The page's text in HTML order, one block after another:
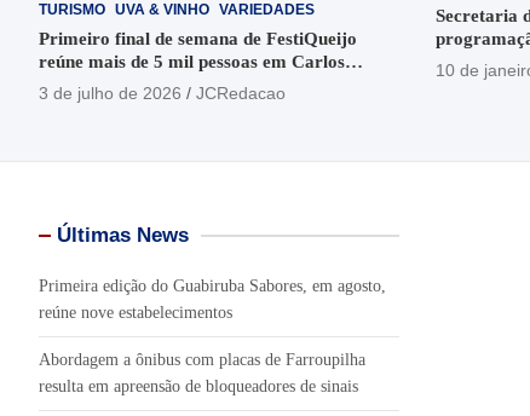
TURISMO UVA & VINHO VARIEDADES
Primeiro final de semana de FestiQueijo
reúne mais de 5 mil pessoas em Carlos
Barbosa
3 de julho de 2026 JCRedacao
Secretaria
em Garibaldi
10 de
Últimas News
Primeira edição do Guabiruba Sabores, em agosto,
reúne nove estabelecimentos
Abordagem a ônibus com placas de Farroupilha
resulta em apreensão de bloqueadores de sinais